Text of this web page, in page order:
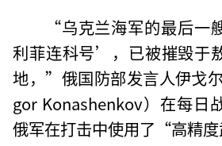
“乌克兰海军的最后
利菲连科号’，已被摧毁于
地，”俄国防部发言人伊戈
gor Konashenkov）在每日
俄军在打击中使用了“高精度